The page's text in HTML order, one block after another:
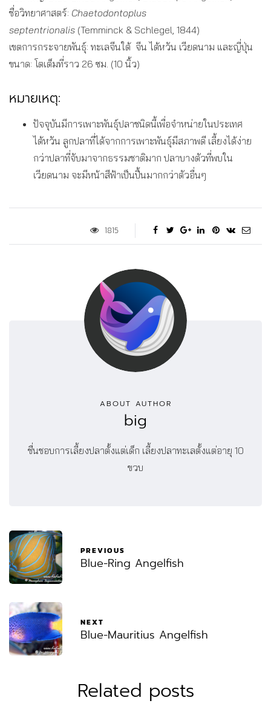
ชื่อวิทยาศาสตร์: Chaetodontoplus
septentrionalis (Temminck & Schlegel, 1844)
เขตการกระจายพันธุ์: ทะเลจีนใต้ จีน ไต้หวัน เวียดนาม และญี่ปุ่น
ขนาด: โตเต็มที่ราว 26 ซม. (10 นิ้ว)
หมายเหตุ:
ปัจจุบันมีการเพาะพันธุ์ปลาชนิดนี้เพื่อจำหน่ายในประเทศ
ไต้หวัน ลูกปลาที่ได้จากการเพาะพันธุ์มีสภาพดี เลี้ยงได้ง่าย
กว่าปลาที่จับมาจากธรรมชาติมาก ปลาบางตัวที่พบใน
เวียดนาม จะมีหน้าสีฟ้าเป็นปื้นมากกว่าตัวอื่นๆ
1815
ABOUT AUTHOR
big
ชื่นชอบการเลี้ยงปลาตั้งแต่เด็ก เลี้ยงปลาทะเลตั้งแต่อายุ 10
ขวบ
PREVIOUS
Blue-Ring Angelfish
NEXT
Blue-Mauritius Angelfish
Related posts